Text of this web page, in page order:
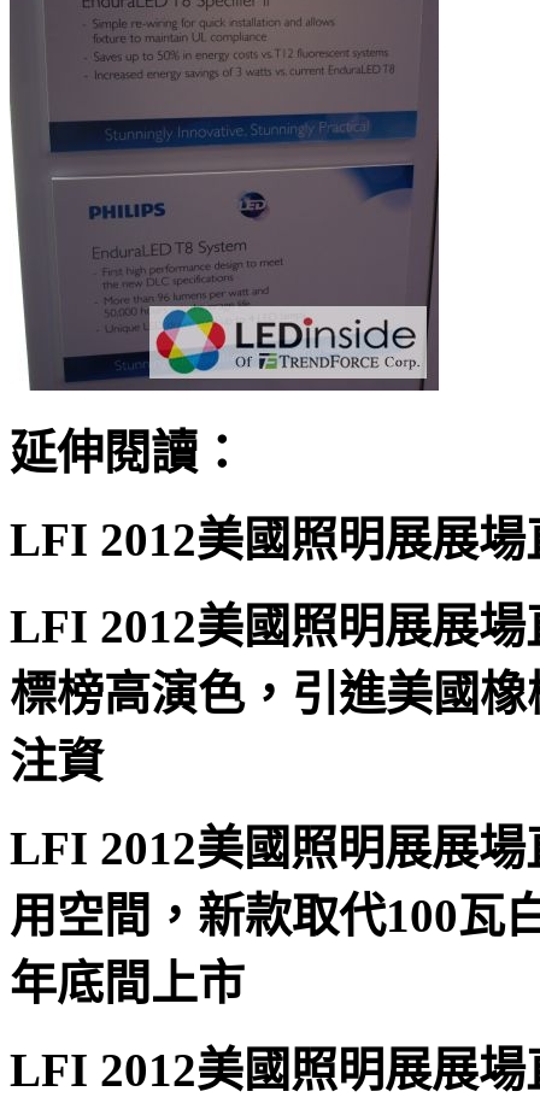
延伸閱讀：
LFI 2012美國照明展展
LFI 2012美國照明展展
標榜高演色，引進美國
注資
LFI 2012美國照明展展
用空間，新款取代100瓦
年底間上市
LFI 2012美國照明展展